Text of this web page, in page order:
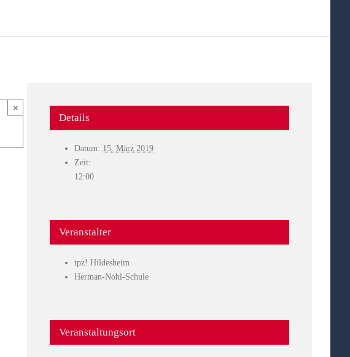
×
Details
Datum: 15. März 2019
Zeit:
12:00
Veranstalter
tpz! Hildesheim
Herman-Nohl-Schule
Veranstaltungsort